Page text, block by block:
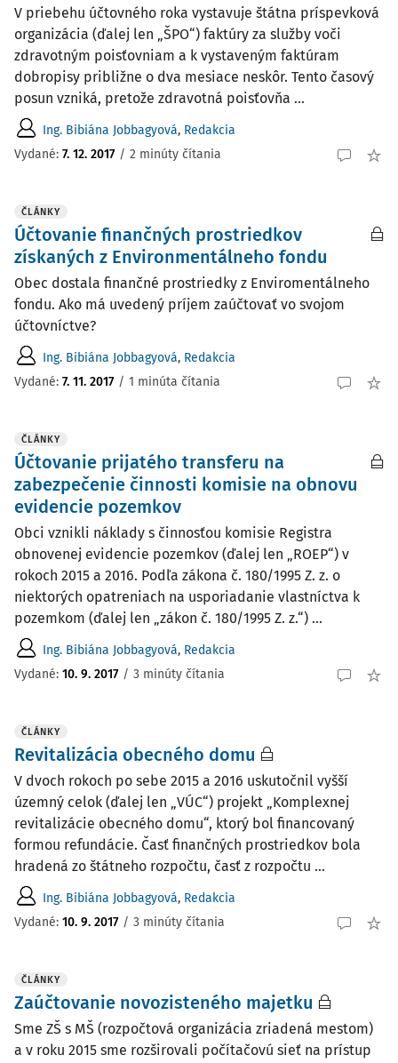
V priebehu účtovného roka vystavuje štátna príspevková
organizácia (ďalej len „ŠPO“) faktúry za služby voči
zdravotným poisťovniam a k vystaveným faktúram
dobropisy približne o dva mesiace neskôr. Tento časový
posun vzniká, pretože zdravotná poisťovňa ...
Ing. Bibiána Jobbagyová, Redakcia
Vydané: 7. 12. 2017 / 2 minúty čítania
ČLÁNKY
Účtovanie finančných prostriedkov
získaných z Environmentálneho fondu
Obec dostala finančné prostriedky z Enviromentálneho
fondu. Ako má uvedený príjem zaúčtovať vo svojom
účtovníctve?
Ing. Bibiána Jobbagyová, Redakcia
Vydané: 7. 11. 2017 / 1 minúta čítania
ČLÁNKY
Účtovanie prijatého transferu na
zabezpečenie činnosti komisie na obnovu
evidencie pozemkov
Obci vznikli náklady s činnosťou komisie Registra
obnovenej evidencie pozemkov (ďalej len „ROEP“) v
rokoch 2015 a 2016. Podľa zákona č. 180/1995 Z. z. o
niektorých opatreniach na usporiadanie vlastníctva k
pozemkom (ďalej len „zákon č. 180/1995 Z. z.“) ...
Ing. Bibiána Jobbagyová, Redakcia
Vydané: 10. 9. 2017 / 3 minúty čítania
ČLÁNKY
Revitalizácia obecného domu
V dvoch rokoch po sebe 2015 a 2016 uskutočnil vyšší
územný celok (ďalej len „VÚC“) projekt „Komplexnej
revitalizácie obecného domu“, ktorý bol financovaný
formou refundácie. Časť finančných prostriedkov bola
hradená zo štátneho rozpočtu, časť z rozpočtu ...
Ing. Bibiána Jobbagyová, Redakcia
Vydané: 10. 9. 2017 / 3 minúty čítania
ČLÁNKY
Zaúčtovanie novozisteného majetku
Sme ZŠ s MŠ (rozpočtová organizácia zriadená mestom)
a v roku 2015 sme rozširovali počítačovú sieť na prístup